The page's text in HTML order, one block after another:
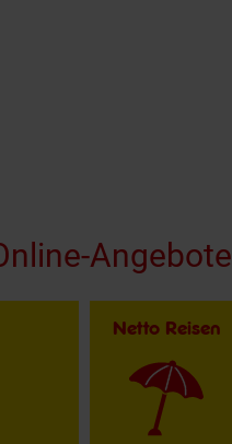
Angebote
Netto Reisen